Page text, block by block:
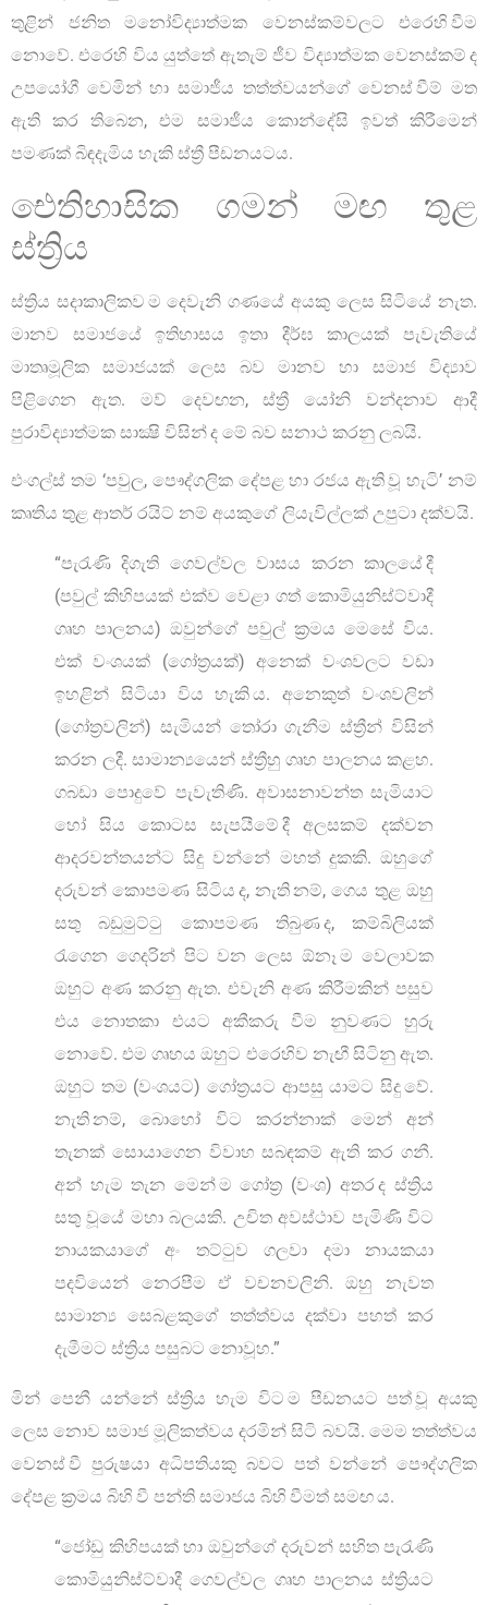
තුළින් ජනිත මනෝවිද්‍යාත්මක වෙනස්කම්වලට එරෙහි වීම
නොවේ. එරෙහි විය යුත්තේ ඇතැම් ජීව විද්‍යාත්මක වෙනස්කම් ද
උපයෝගී වෙමින් හා සමාජීය තත්ත්වයන්ගේ වෙනස් වීම් මත
ඇති කර තිබෙන, එම සමාජීය කොන්දේසි ඉවත් කිරීමෙන්
පමණක් බිඳදැමිය හැකි ස්ත්‍රී පීඩනයටය.
ඓතිහාසික ගමන් මඟ තුළ
ස්ත්‍රිය
ස්ත්‍රිය සදාකාලිකව ම දෙවැනි ගණයේ අයකු ලෙස සිටියේ නැත.
මානව සමාජයේ ඉතිහාසය ඉතා දීර්ඝ කාලයක් පැවැතියේ
මාතෘමූලික සමාජයක් ලෙස බව මානව හා සමාජ විද්‍යාව
පිළිගෙන ඇත. මව් දෙවඟන, ස්ත්‍රී යෝනි වන්දනාව ආදී
පුරාවිද්‍යාත්මක සාක්‍ෂි විසින් ද මේ බව සනාථ කරනු ලබයි.
එංගල්ස් තම ‘පවුල, පෞද්ගලික දේපළ හා රජය ඇති වූ හැටි’ නම්
කෘතිය තුළ ආතර් රයිට් නම් අයකුගේ ලියැවිල්ලක් උපුටා දක්වයි.
“පැරැණි දිගැති ගෙවල්වල වාසය කරන කාලයේ දී
(පවුල් කිහිපයක් එක්ව වෙළා ගත් කොමියුනිස්ට්වාදී
ගෘහ පාලනය) ඔවුන්ගේ පවුල් ක්‍රමය මෙසේ විය.
එක් වංශයක් (ගෝත්‍රයක්) අනෙක් වංශවලට වඩා
ඉහළින් සිටියා විය හැකි ය. අනෙකුත් වංශවලින්
(ගෝත්‍රවලින්) සැමියන් තෝරා ගැනීම ස්ත්‍රීන් විසින්
කරන ලදී. සාමාන්‍යයෙන් ස්ත්‍රීහු ගෘහ පාලනය කළහ.
ගබඩා පොදුවේ පැවැතිණි. අවාසනාවන්ත සැමියාට
හෝ සිය කොටස සැපයීමේ දී අලසකම් දක්වන
ආදරවන්තයන්ට සිදු වන්නේ මහත් දුකකි. ඔහුගේ
දරුවන් කොපමණ සිටිය ද, නැති නම්, ගෙය තුළ ඔහු
සතු බඩුමුට්ටු කොපමණ තිබුණ ද, කම්බිලියක්
රැගෙන ගෙදරින් පිට වන ලෙස ඕනෑ ම වෙලාවක
ඔහුට අණ කරනු ඇත. එවැනි අණ කිරීමකින් පසුව
එය නොතකා එයට අකීකරු වීම නුවණට හුරු
නොවේ. එම ගෘහය ඔහුට එරෙහිව නැඟී සිටිනු ඇත.
ඔහුට තම (වංශයට) ගෝත්‍රයට ආපසු යාමට සිදු වේ.
නැති නම්, බොහෝ විට කරන්නාක් මෙන් අන්
තැනක් සොයාගෙන විවාහ සබඳකම් ඇති කර ගනී.
අන් හැම තැන මෙන් ම ගෝත්‍ර (වංශ) අතර ද ස්ත්‍රිය
සතු වූයේ මහා බලයකි. උචිත අවස්ථාව පැමිණි විට
නායකයාගේ අං තට්ටුව ගලවා දමා නායකයා
පදවියෙන් නෙරපීම ඒ වචනවලිනි. ඔහු නැවත
සාමාන්‍ය සෙබළකුගේ තත්ත්වය දක්වා පහත් කර
දැමීමට ස්ත්‍රිය පසුබට නොවූහ.”
මින් පෙනී යන්නේ ස්ත්‍රිය හැම විට ම පීඩනයට පත් වූ අයකු
ලෙස නොව සමාජ මූලිකත්වය දරමින් සිටි බවයි. මෙම තත්ත්වය
වෙනස් වී පුරුෂයා අධිපතියකු බවට පත් වන්නේ පෞද්ගලික
දේපළ ක්‍රමය බිහි වී පන්ති සමාජය බිහි වීමත් සමඟ ය.
“ජෝඩු කිහිපයක් හා ඔවුන්ගේ දරුවන් සහිත පැරැණි
කොමියුනිස්ට්වාදී ගෙවල්වල ගෘහ පාලනය ස්ත්‍රියට